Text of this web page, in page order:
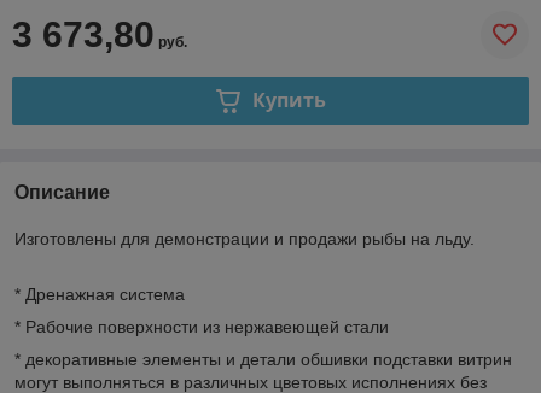
3 673,80 руб.
Купить
Описание
Изготовлены для демонстрации и продажи рыбы на льду.
* Дренажная система
* Рабочие поверхности из нержавеющей стали
* декоративные элементы и детали обшивки подставки витрин
могут выполняться в различных цветовых исполнениях без